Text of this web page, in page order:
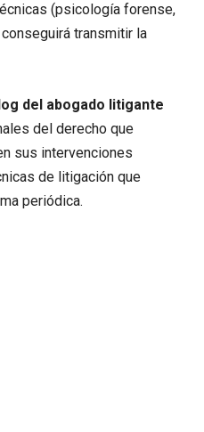
(psicología forense,
transmitir la
del abogado litigante
del derecho que
sus intervenciones
de litigación que
periódica.